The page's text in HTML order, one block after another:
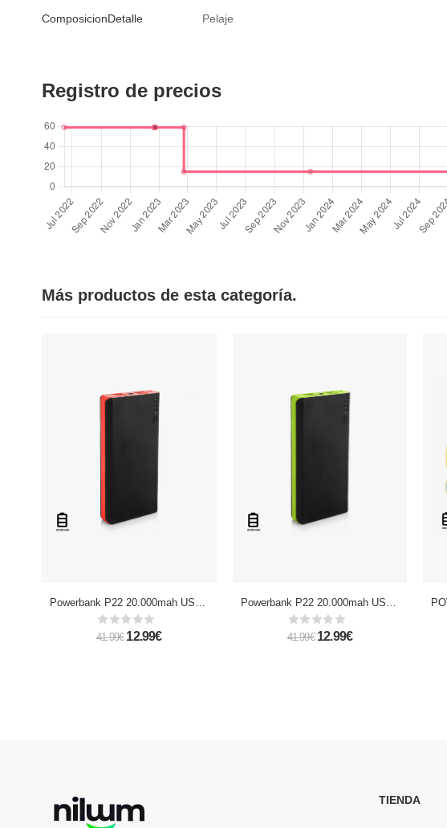
ComposicionDetalle Pelaje
Registro de precios
Más productos de esta categoría.
Powerbank P22 20.000mah USB X4
41.99€ 12.99€
Powerbank P22 20.000mah USB X4
41.99€ 12.99€
TIENDA